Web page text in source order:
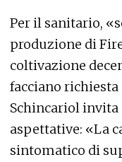
Per il sanitario,
produzione di
coltivazione
facciano
Schincariol invita
aspettative: «La
sintomatico di